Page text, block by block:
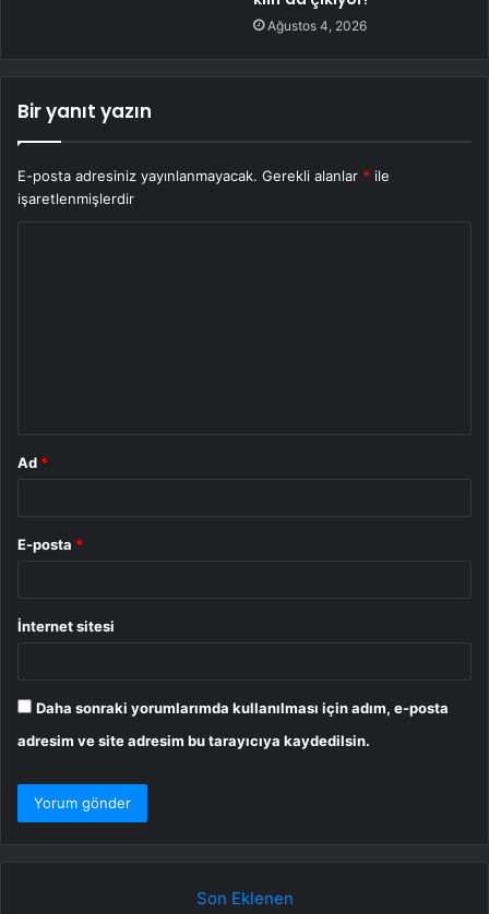
Ağustos 4, 2026
Bir yanıt yazın
E-posta adresiniz yayınlanmayacak. Gerekli alanlar * ile
işaretlenmişlerdir
Ad *
E-posta *
İnternet sitesi
Daha sonraki yorumlarımda kullanılması için adım, e-posta
adresim ve site adresim bu tarayıcıya kaydedilsin.
Son Eklenen